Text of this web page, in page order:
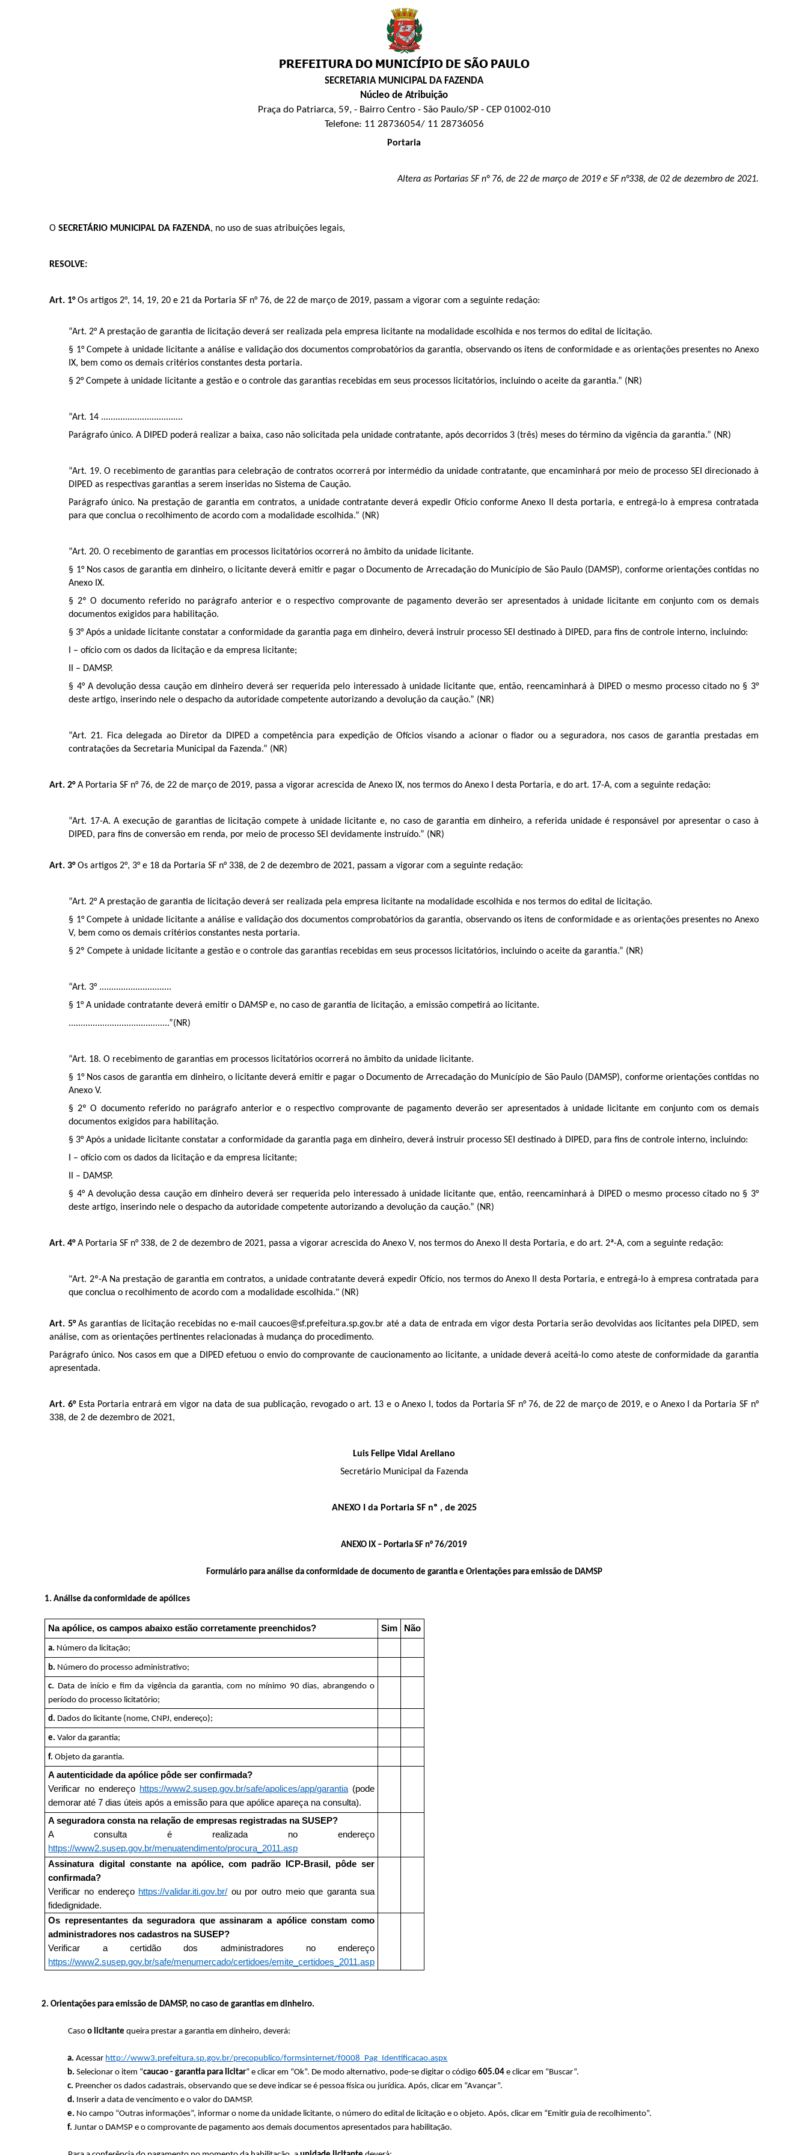
SECRETARIA MUNICIPAL DA FAZENDA
Núcleo de Atribuição
Praça do Patriarca, 59, - Bairro Centro - São Paulo/SP - CEP 01002-010
Telefone: 11 28736054/ 11 28736056
Portaria
Altera as Portarias SF n° 76, de 22 de março de 2019 e SF n°338, de 02 de dezembro de 2021.
OSECRETÁRIO MUNICIPAL DA FAZENDA, no uso de suas atribuições legais,
RESOLVE:
Art. 1°Os artigos 2°, 14, 19, 20 e 21 da Portaria SF n° 76, de 22 de março de 2019, passam a vigorar com a seguinte redação:
“Art. 2° A prestação de garantia de licitação deverá ser realizada pela empresa licitante na modalidade escolhida e nos termos do edital de licitação.
§ 1° Compete à unidade licitante a análise e validação dos documentos comprobatórios da garantia, observando os itens de conformidade e as orientações presentes no Anexo
IX, bem como os demais critérios constantes desta portaria.
§ 2° Compete à unidade licitante a gestão e o controle das garantias recebidas em seus processos licitatórios, incluindo o aceite da garantia.” (NR)
“Art. 14 ..................................
Parágrafo único. A DIPED poderá realizar a baixa, caso não solicitada pela unidade contratante, após decorridos 3 (três) meses do término da vigência da garantia.” (NR)
“Art. 19. O recebimento de garantias para celebração de contratos ocorrerá por intermédio da unidade contratante, que encaminhará por meio de processo SEI direcionado à
DIPED as respectivas garantias a serem inseridas no Sistema de Caução.
Parágrafo único. Na prestação de garantia em contratos, a unidade contratante deverá expedir Ofício conforme Anexo II desta portaria, e entregá-lo à empresa contratada
para que conclua o recolhimento de acordo com a modalidade escolhida.” (NR)
“Art. 20. O recebimento de garantias em processos licitatórios ocorrerá no âmbito da unidade licitante.
§ 1° Nos casos de garantia em dinheiro, o licitante deverá emitir e pagar o Documento de Arrecadação do Município de São Paulo (DAMSP), conforme orientações contidas no
Anexo IX.
§ 2º O documento referido no parágrafo anterior e o respectivo comprovante de pagamento deverão ser apresentados à unidade licitante em conjunto com os demais
documentos exigidos para habilitação.
§ 3° Após a unidade licitante constatar a conformidade da garantia paga em dinheiro, deverá instruir processo SEI destinado à DIPED, para fins de controle interno, incluindo:
I – ofício com os dados da licitação e da empresa licitante;
II – DAMSP.
§ 4° A devolução dessa caução em dinheiro deverá ser requerida pelo interessado à unidade licitante que, então, reencaminhará à DIPED o mesmo processo citado no § 3°
deste artigo, inserindo nele o despacho da autoridade competente autorizando a devolução da caução.” (NR)
“Art. 21. Fica delegada ao Diretor da DIPED a competência para expedição de Ofícios visando a acionar o fiador ou a seguradora, nos casos de garantia prestadas em
contratações da Secretaria Municipal da Fazenda.” (NR)
Art. 2°A Portaria SF n° 76, de 22 de março de 2019, passa a vigorar acrescida de Anexo IX, nos termos do Anexo I desta Portaria, e do art. 17-A, com a seguinte redação:
“Art. 17-A. A execução de garantias de licitação compete à unidade licitante e, no caso de garantia em dinheiro, a referida unidade é responsável por apresentar o caso à
DIPED, para fins de conversão em renda, por meio de processo SEI devidamente instruído.” (NR)
Art. 3°Os artigos 2°, 3° e 18 da Portaria SF n° 338, de 2 de dezembro de 2021, passam a vigorar com a seguinte redação:
“Art. 2° A prestação de garantia de licitação deverá ser realizada pela empresa licitante na modalidade escolhida e nos termos do edital de licitação.
§ 1° Compete à unidade licitante a análise e validação dos documentos comprobatórios da garantia, observando os itens de conformidade e as orientações presentes no Anexo
V, bem como os demais critérios constantes nesta portaria.
§ 2º Compete à unidade licitante a gestão e o controle das garantias recebidas em seus processos licitatórios, incluindo o aceite da garantia.” (NR)
“Art. 3° ..............................
§ 1° A unidade contratante deverá emitir o DAMSP e, no caso de garantia de licitação, a emissão competirá ao licitante.
..........................................”(NR)
“Art. 18. O recebimento de garantias em processos licitatórios ocorrerá no âmbito da unidade licitante.
§ 1° Nos casos de garantia em dinheiro, o licitante deverá emitir e pagar o Documento de Arrecadação do Município de São Paulo (DAMSP), conforme orientações contidas no
Anexo V.
§ 2º O documento referido no parágrafo anterior e o respectivo comprovante de pagamento deverão ser apresentados à unidade licitante em conjunto com os demais
documentos exigidos para habilitação.
§ 3° Após a unidade licitante constatar a conformidade da garantia paga em dinheiro, deverá instruir processo SEI destinado à DIPED, para fins de controle interno, incluindo:
I – ofício com os dados da licitação e da empresa licitante;
II – DAMSP.
§ 4° A devolução dessa caução em dinheiro deverá ser requerida pelo interessado à unidade licitante que, então, reencaminhará à DIPED o mesmo processo citado no § 3°
deste artigo, inserindo nele o despacho da autoridade competente autorizando a devolução da caução.” (NR)
Art. 4°A Portaria SF n° 338, de 2 de dezembro de 2021, passa a vigorar acrescida do Anexo V, nos termos do Anexo II desta Portaria, e do art. 2ª-A, com a seguinte redação:
"Art. 2º-A Na prestação de garantia em contratos, a unidade contratante deverá expedir Ofício, nos termos do Anexo II desta Portaria, e entregá-lo à empresa contratada para
que conclua o recolhimento de acordo com a modalidade escolhida." (NR)
Art. 5°As garantias de licitação recebidas no e-mail caucoes@sf.prefeitura.sp.gov.br até a data de entrada em vigor desta Portaria serão devolvidas aos licitantes pela DIPED, sem
análise, com as orientações pertinentes relacionadas à mudança do procedimento.
Parágrafo único. Nos casos em que a DIPED efetuou o envio do comprovante de caucionamento ao licitante, a unidade deverá aceitá-lo como ateste de conformidade da garantia
apresentada.
Art. 6°Esta Portaria entrará em vigor na data de sua publicação, revogado o art. 13 e o Anexo I, todos da Portaria SF n° 76, de 22 de março de 2019, e o Anexo I da Portaria SF n°
338, de 2 de dezembro de 2021,
Luis Felipe Vidal Arellano
Secretário Municipal da Fazenda
ANEXO I da Portaria SF nº , de 2025
ANEXO IX – Portaria SF n° 76/2019
Formulário para análise da conformidade de documento de garantia e Orientações para emissão de DAMSP
1.Análise da conformidade de apólices
Na apólice, os campos abaixo estão corretamente preenchidos? Sim Não
a. Número da licitação;
b. Número do processo administrativo;
c. Data de início e fim da vigência da garantia, com no mínimo 90 dias, abrangendo o
período do processo licitatório;
d. Dados do licitante (nome, CNPJ, endereço);
e. Valor da garantia;
f.Objeto da garantia.
A autenticidade da apólice pôde ser confirmada?
Verificar no endereço https://www2.susep.gov.br/safe/apolices/app/garantia (pode
demorar até 7 dias úteis após a emissão para que apólice apareça na consulta).
A seguradora consta na relação de empresas registradas na SUSEP?
A consulta é realizada no endereço
https://www2.susep.gov.br/menuatendimento/procura_2011.asp
Assinatura digital constante na apólice, com padrão ICP-Brasil, pôde ser
confirmada?
Verificar no endereço https://validar.iti.gov.br/ ou por outro meio que garanta sua
fidedignidade.
Os representantes da seguradora que assinaram a apólice constam como
administradores nos cadastros na SUSEP?
Verificar a certidão dos administradores no endereço
https://www2.susep.gov.br/safe/menumercado/certidoes/emite_certidoes_2011.asp
2.Orientações para emissão de DAMSP, no caso de garantias em dinheiro.
Caso o licitante queira prestar a garantia em dinheiro, deverá:
a.Acessar http://www3.prefeitura.sp.gov.br/precopublico/formsinternet/f0008_Pag_Identificacao.aspx
b.Selecionar o item “caucao - garantia para licitar” e clicar em “Ok”. De modo alternativo, pode-se digitar o código605.04 e clicar em “Buscar”.
c. Preencher os dados cadastrais, observando que se deve indicar se é pessoa física ou jurídica. Após, clicar em “Avançar”.
d. Inserir a data de vencimento e o valor do DAMSP.
e. No campo “Outras informações”, informar o nome da unidade licitante, o número do edital de licitação e o objeto. Após, clicar em “Emitir guia de recolhimento”.
f.Juntar o DAMSP e o comprovante de pagamento aos demais documentos apresentados para habilitação.